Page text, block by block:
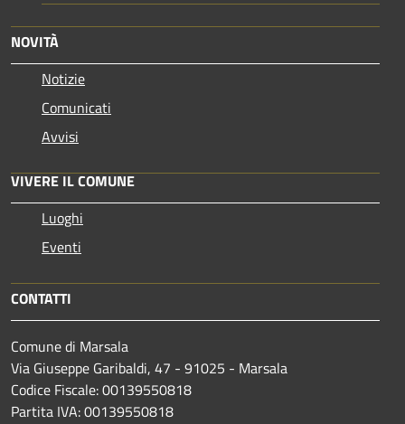
NOVITÀ
Notizie
Comunicati
Avvisi
VIVERE IL COMUNE
Luoghi
Eventi
CONTATTI
Comune di Marsala
Via Giuseppe Garibaldi, 47 - 91025 - Marsala
Codice Fiscale: 00139550818
Partita IVA: 00139550818